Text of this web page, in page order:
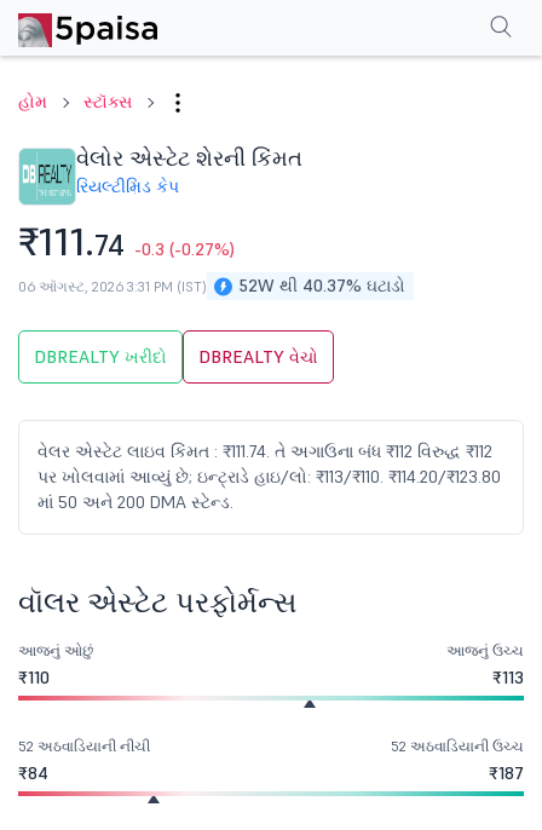
હોમ સ્ટૉક્સ
વેલોર એસ્ટેટ શેરની કિંમત
રિયલ્ટીમિડ કેપ
₹111.74 -0.3 (-0.27%)
52W થી 40.37% ઘટાડો
06 ઑગસ્ટ, 2026 3:31 PM (IST)
DBREALTY ખરીદો DBREALTY વેચો
વેલર એસ્ટેટ લાઇવ કિંમત : ₹111.74. તે અગાઉના બંધ ₹112 વિરુદ્ધ ₹112
પર ખોલવામાં આવ્યું છે; ઇન્ટ્રાડે હાઇ/લો: ₹113/₹110. ₹114.20/₹123.80
માં 50 અને 200 DMA સ્ટેન્ડ.
પરફોર્મન્સફાઇનાન્શિયલ્સ વધુ
વૉલર એસ્ટેટ પરફોર્મન્સ
આજનું ઓછું
₹110
આજનું ઉચ્ચ
₹113
52 અઠવાડિયાની નીચી
₹84
52 અઠવાડિયાની ઉચ્ચ
₹187